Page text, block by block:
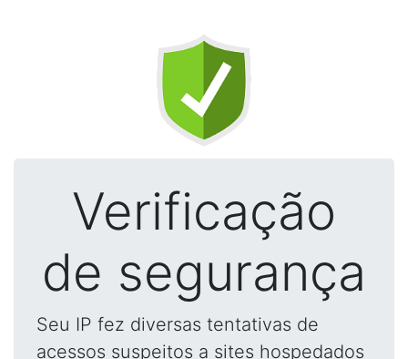
Verificação
de segurança
Seu IP fez diversas tentativas de
acessos suspeitos a sites hospedados